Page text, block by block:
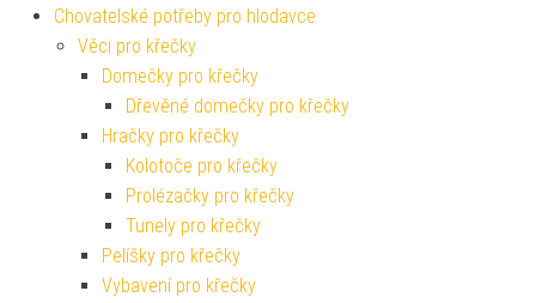
Chovatelské potřeby pro hlodavce
Věci pro křečky
Domečky pro křečky
Dřevěné domečky pro křečky
Hračky pro křečky
Kolotoče pro křečky
Prolézačky pro křečky
Tunely pro křečky
Pelíšky pro křečky
Vybavení pro křečky